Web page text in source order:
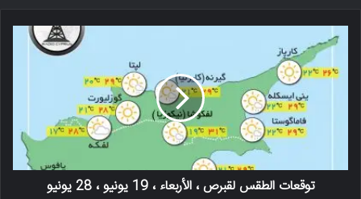
توقعات الطقس لقبرص ، الأربعاء ، 19 يونيو ، 28 يونيو